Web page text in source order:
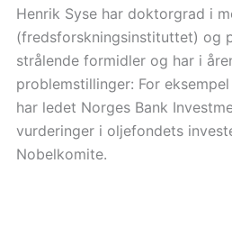
Henrik Syse har doktorgrad i
(fredsforskningsinstituttet) og
strålende formidler og har i
problemstillinger: For
har ledet Norges Bank
vurderinger i oljefondets
Nobelkomite.